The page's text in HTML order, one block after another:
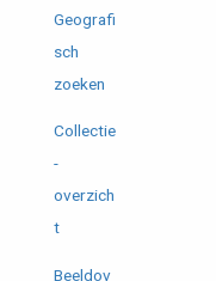
Geografi
sch
zoeken
Collectie
-
overzich
t
Beeldov